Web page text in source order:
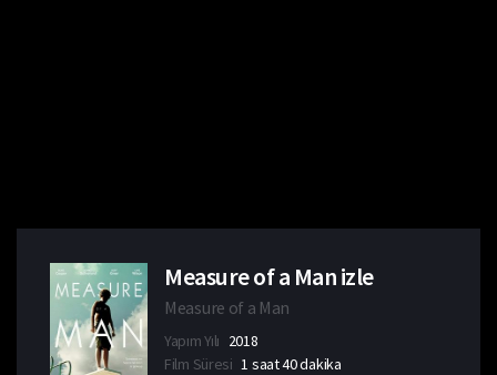
Measure of a Man izle
Measure of a Man
Yapım Yılı 2018
Film Süresi 1 saat 40 dakika